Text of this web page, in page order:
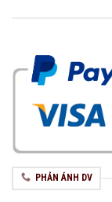
PHẢN ÁNH DV